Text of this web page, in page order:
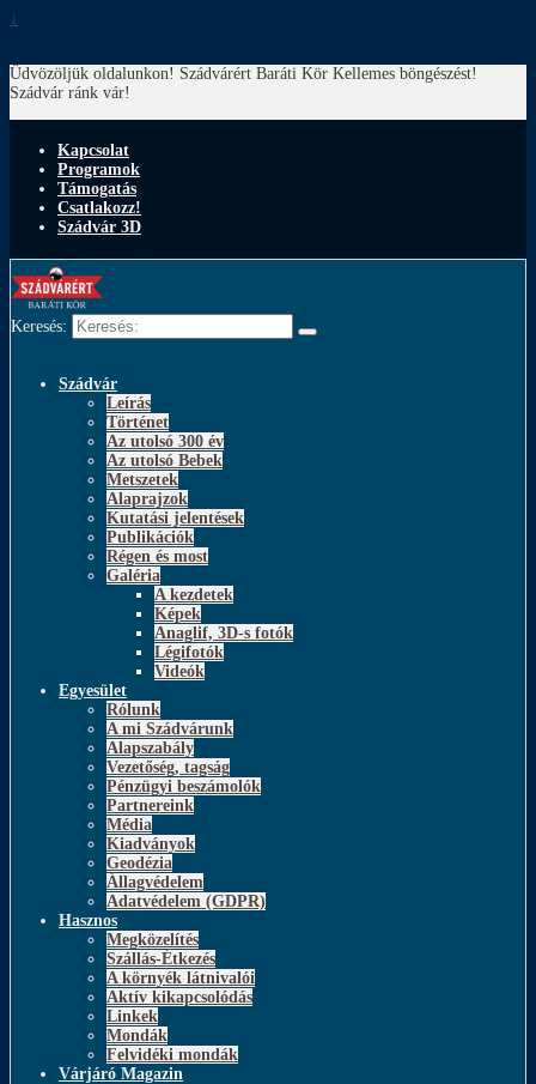
↓
Üdvözöljük oldalunkon! Szádvárért Baráti Kör Kellemes böngészést!
Szádvár ránk vár!
Kapcsolat
Programok
Támogatás
Csatlakozz!
Szádvár 3D
Keresés:
Szádvár
Leírás
Történet
Az utolsó 300 év
Az utolsó Bebek
Metszetek
Alaprajzok
Kutatási jelentések
Publikációk
Régen és most
Galéria
A kezdetek
Képek
Anaglif, 3D-s fotók
Légifotók
Videók
Egyesület
Rólunk
A mi Szádvárunk
Alapszabály
Vezetőség, tagság
Pénzügyi beszámolók
Partnereink
Média
Kiadványok
Geodézia
Állagvédelem
Adatvédelem (GDPR)
Hasznos
Megközelítés
Szállás-Étkezés
A környék látnivalói
Aktív kikapcsolódás
Linkek
Mondák
Felvidéki mondák
Várjáró Magazin